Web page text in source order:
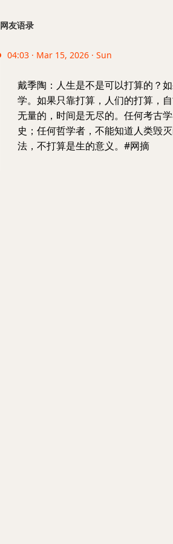
网友语录
04:03 · Mar 15, 2026 · Sun
戴季陶：人生是不是可以打算的？
学。如果只靠打算，人们的打算，
无量的，时间是无尽的。任何考古
史；任何哲学者，不能知道人类毁
法，不打算是生的意义。#网摘